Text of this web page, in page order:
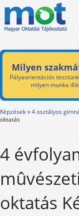
Milyen
Pályaorientációs
milyen munka
Képzések»4 osztályos
oktatás
4
oktatás